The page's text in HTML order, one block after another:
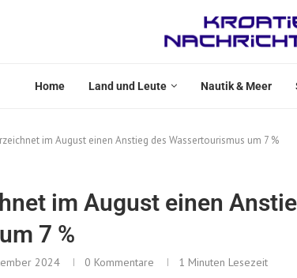
Home Land und Leute Nautik & Meer
im August einen Anstieg des Wassertourismus um 7 %
im August einen
7 %
2024 0 Kommentare 1 Minuten Lesezeit